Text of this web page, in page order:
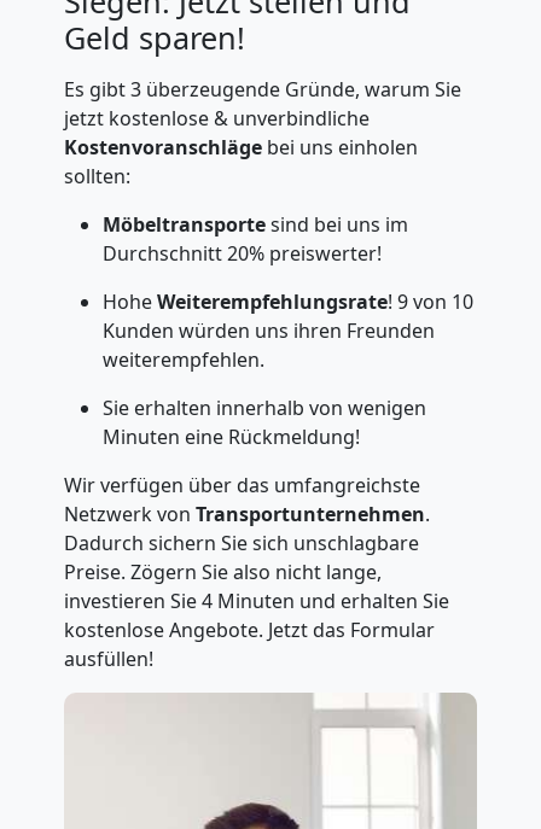
Geld sparen!
Es gibt 3 überzeugende Gründe, warum Sie
jetzt kostenlose & unverbindliche
Kostenvoranschlägebei uns einholen
sollten:
Möbeltransportesind bei uns im
Durchschnitt 20% preiswerter!
HoheWeiterempfehlungsrate! 9 von 10
Kunden würden uns ihren Freunden
weiterempfehlen.
Sie erhalten innerhalb von wenigen
Minuten eine Rückmeldung!
Wir verfügen über das umfangreichste
Netzwerk von Transportunternehmen.
Dadurch sichern Sie sich unschlagbare
Preise. Zögern Sie also nicht lange,
investieren Sie 4 Minuten und erhalten Sie
kostenlose Angebote. Jetzt das Formular
ausfüllen!